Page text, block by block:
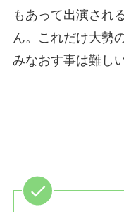
もあって出演され
ん。これだけ大勢
みなおす事は難し